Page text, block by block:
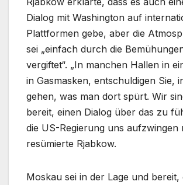
Dialog mit Washington auf
Plattformen gebe, aber die
sei „einfach durch die
vergiftet“. „In manchen Hallen in
in Gasmasken, entschuldigen Sie,
gehen, was man dort spürt. Wir
bereit, einen Dialog über das zu
die US-Regierung uns aufzwingen
resümierte Rjabkow.
Moskau sei in der Lage und bereit,